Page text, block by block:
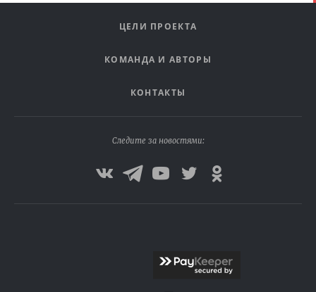
ЦЕЛИ ПРОЕКТА
КОМАНДА И АВТОРЫ
КОНТАКТЫ
Следите за новостями: